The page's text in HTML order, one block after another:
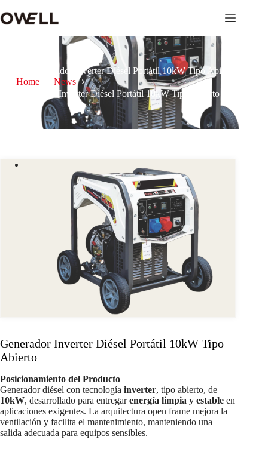
Generador Inverter Diésel Portátil 10kW Tipo Abierto
Home
News
Generador Inverter Diésel Portátil 10kW Tipo Abierto
Generador Inverter Diésel Portátil 10kW Tipo
Abierto
Posicionamiento del Producto
Generador diésel con tecnología inverter, tipo abierto, de
10kW, desarrollado para entregarenergía limpia y estable en
aplicaciones exigentes. La arquitectura open frame mejora la
ventilación y facilita el mantenimiento, manteniendo una
salida adecuada para equipos sensibles.